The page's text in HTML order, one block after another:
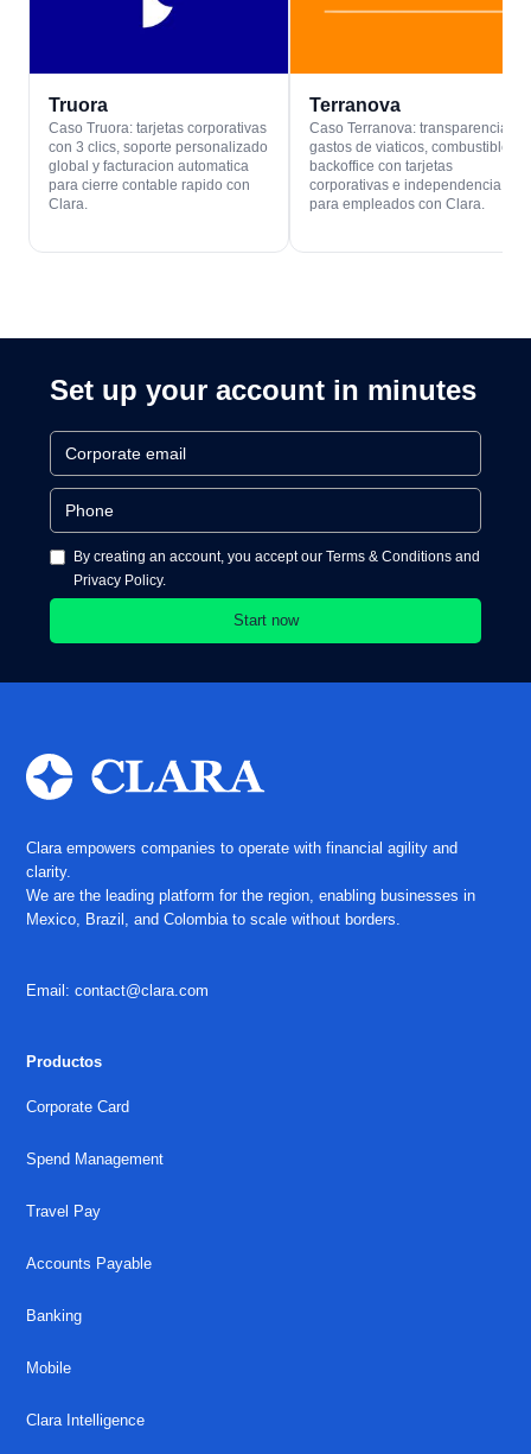
Truora
Caso Truora: tarjetas corporativas
con 3 clics, soporte personalizado
global y facturacion automatica
para cierre contable rapido con
Clara.
Terranova
Caso Terranova: transparencia en
gastos de viaticos, combustible y
backoffice con tarjetas
corporativas e independencia
para empleados con Clara.
Set up your account in minutes
By creating an account, you accept our Terms & Conditions and
Privacy Policy.
Clara empowers companies to operate with financial agility and
clarity.
We are the leading platform for the region, enabling businesses in
Mexico, Brazil, and Colombia to scale without borders.
Email: contact@clara.com
Productos
Corporate Card
Spend Management
Travel Pay
Accounts Payable
Banking
Mobile
Clara Intelligence